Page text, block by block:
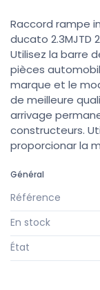
Raccord rampe
ducato 2.3MJTD
Utilisez la barre
pièces
marque et le
de meilleure
arrivage
constructeurs.
proporcionar la
Général
Référence
En stock
État